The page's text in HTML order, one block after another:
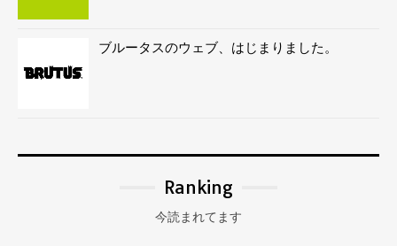
ブルータスのウェブ、はじまりました。
Ranking
今読まれてます